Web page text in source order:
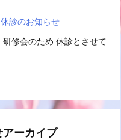
診のお知らせ
修会のため 休診とさせて
アーカイブ